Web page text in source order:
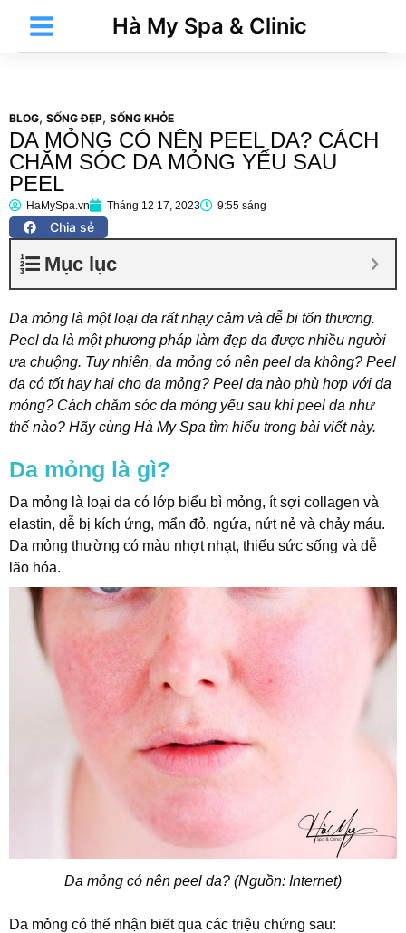
Main
Menu
Hà My Spa & Clinic
BLOG, SỐNG ĐẸP, SỐNG KHỎE
DA MỎNG CÓ NÊN PEEL DA? CÁCH
CHĂM SÓC DA MỎNG YẾU SAU
PEEL
HaMySpa.vn Tháng 12 17, 2023 9:55 sáng
Chia sẻ
Mục lục
Da mỏng là một loại da rất nhạy cảm và dễ bị tổn thương.
Peel da là một phương pháp làm đẹp da được nhiều người
ưa chuộng. Tuy nhiên, da mỏng có nên peel da không? Peel
da có tốt hay hại cho da mỏng? Peel da nào phù hợp với da
mỏng? Cách chăm sóc da mỏng yếu sau khi peel da như
thế nào? Hãy cùng Hà My Spa tìm hiểu trong bài viết này.
Da mỏng là gì?
Da mỏng là loại da có lớp biểu bì mỏng, ít sợi collagen và
elastin, dễ bị kích ứng, mẩn đỏ, ngứa, nứt nẻ và chảy máu.
Da mỏng thường có màu nhợt nhạt, thiếu sức sống và dễ
lão hóa.
Da mỏng có nên peel da? (Nguồn: Internet)
Da mỏng có thể nhận biết qua các triệu chứng sau: